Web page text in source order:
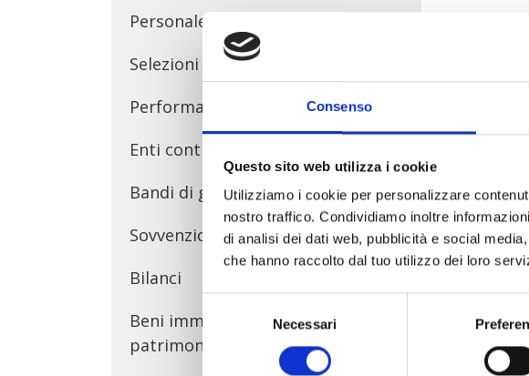
Consenso
Questo sito web utilizza i cookie
Utilizziamo i cookie per personalizzare
nostro traffico. Condividiamo inoltre
di analisi dei dati web, pubblicità e social
che hanno raccolto dal tuo utilizzo dei loro
del
consenso
Necessari
Personale
Selezioni pubbliche
Performance
Enti controllati
Bandi di gara e contratti
Sovvenzioni, contributi, sussidi
Bilanci
Beni immobili e gestione del
patrimonio